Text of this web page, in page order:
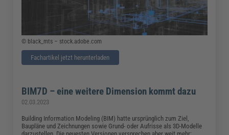
© black_mts – stock.adobe.com
Fachartikel jetzt herunterladen
BIM7D – eine weitere Dimension kommt dazu
02.03.2023
Building Information Modeling (BIM) hatte ursprünglich zum Ziel,
Baupläne und Zeichnungen sowie Grund- oder Aufrisse als 3D-Modelle